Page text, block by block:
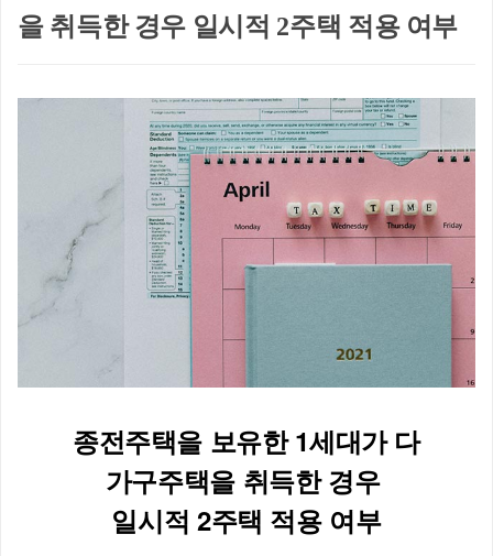
을 취득한 경우 일시적 2주택 적용 여부
종전주택을 보유한 1세대가 다
가구주택을 취득한 경우
일시적 2주택 적용 여부